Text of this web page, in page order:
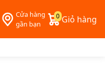
Cửa hàng
gần bạn
0 Giỏ hàng